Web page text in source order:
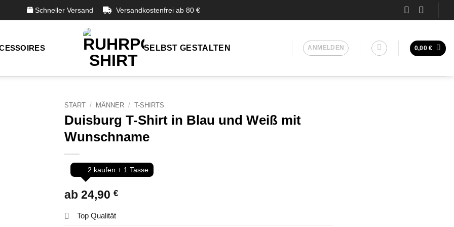
Schneller Versand Versandkostenfrei ab 80 €
SELBST GESTALTEN ANMELDEN 0,00€
START / MÄNNER / T-SHIRTS
Duisburg T-Shirt in Blau und Weiß mit
Wunschname
2 kaufen + 1 Tasse
ab 24,90 €
Top Qualität